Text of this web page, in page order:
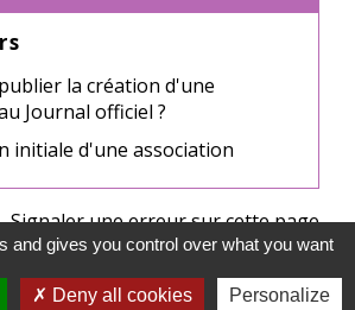
la création d'une
Journal officiel ?
initiale d'une association
Signaler une erreur sur cette page
and gives you control over what you want
Deny all cookies Personalize